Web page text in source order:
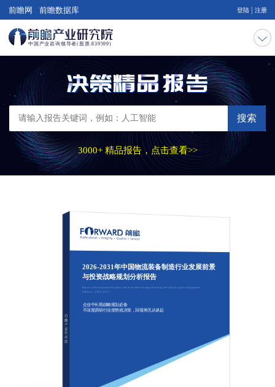
前瞻网 前瞻数据库 登陆 注册
搜索
3000+ 精品报告，点击查看>>
2026-2031年中国物流装备制造行业发展前景
与投资战略规划分析报告
Report of Development Prospects and Investment Strategy Planning On China Logistics Equipment
Industry（2026-2031）
企业中长期战略规划必备
不深度调研行业形势就决策，回报将无从谈起